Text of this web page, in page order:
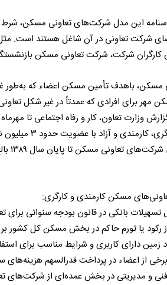
ماده ۱۲ اساسنامه این مدل شرکت‌های تعاونی
شرکت تعاونی در آن شاغل هستند است.
شرکت، شرکت تعاونی مسکن
باهدف تأمین مسکن اعضاء که به‌طور
برای افرادی که عمدتاً در غیر شکل
تعاون، کار و رفاه اجتماعی تا مهرماه سال ۱۳۹۱
کارگری،
مسکن کارمندی و کارگری:
بانکی در قانون بودجه سنواتی برای
رکود یا تورم حاکم در بخش مسکن کل کشور
زمین دارای کاربری و شرایط مناسب برای
از اعضاء در پرداخت قدرالسهم
فنی و مدیریتی در بخش عمده‌ای از شرکت‌های